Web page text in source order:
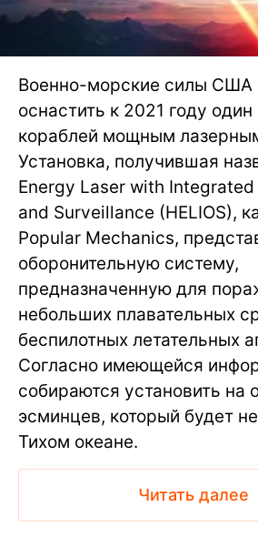
Военно-морские силы США
оснастить к 2021 году один
кораблей мощным
Установка, получившая
Energy Laser with
and Surveillance (HELIOS),
Popular Mechanics,
оборонительную систему,
предназначенную для
небольших плавательных
беспилотных летательных
Согласно имеющейся
собираются установить на
эсминцев, который будет
Тихом океане.
Читать далее